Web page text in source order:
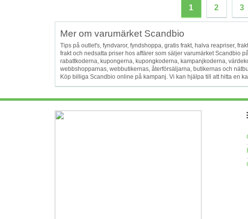
1 2 3
Mer om varumärket Scandbio
Tips på outlet's, fyndvaror, fyndshoppa, gratis frakt, halva reapriser,
frakt och nedsatta priser hos affärer som säljer varumärket Scandbio
rabattkoderna, kupongerna, kupongkoderna, kampanjkoderna,
webbshopparnas, webbutikernas, återförsäljarna, butikernas och
Köp billiga Scandbio online på kampanj. Vi kan hjälpa till att hitta en